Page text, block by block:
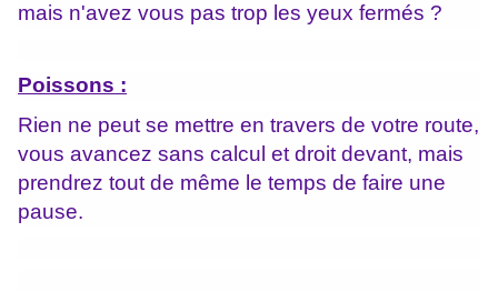
mais n'avez vous pas trop les yeux fermés ?
Poissons :
Rien ne peut se mettre en travers de votre route,
vous avancez sans calcul et droit devant, mais
prendrez tout de même le temps de faire une
pause.